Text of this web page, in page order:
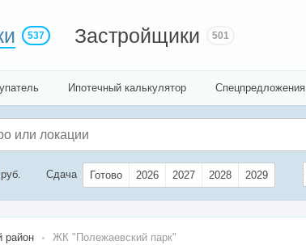
537 Застройщики 501
Ипотечный калькулятор Спецпредложения
руб. Сдача Готово 2026 2027 2028 2029
район ЖК "Полежаевский парк"